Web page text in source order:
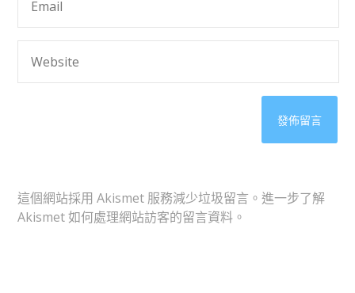
這個網站採用 Akismet 服務減少垃圾留言。 進一步了解
Akismet 如何處理網站訪客的留言資料。